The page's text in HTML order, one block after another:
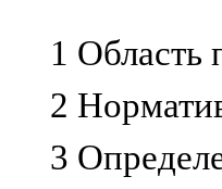
1 Область
2
3